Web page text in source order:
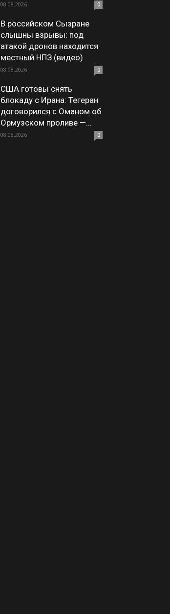
08.08.2026 0
В российском Сызране
слышны взрывы: под
атакой дронов находится
местный НПЗ (видео)
08.08.2026 0
США готовы снять
блокаду с Ирана: Тегеран
договорился с Оманом об
Ормузском проливе —...
08.08.2026 0